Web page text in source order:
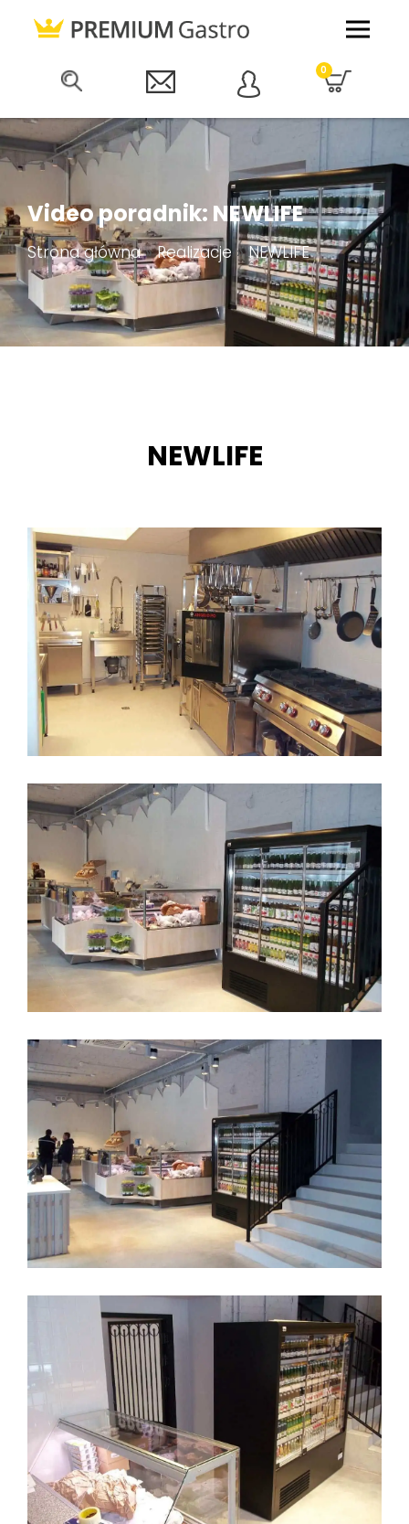
0
Video poradnik: NEWLIFE
Strona główna»Realizacje»NEWLIFE
NEWLIFE